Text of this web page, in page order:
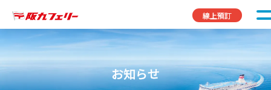
線上預訂
お知らせ